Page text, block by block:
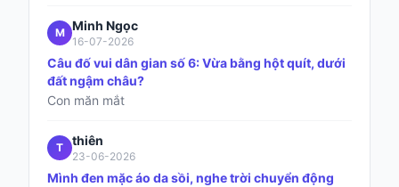
M Minh Ngọc
16-07-2026
Câu đố vui dân gian số 6: Vừa bằng hột quít, dưới
đất ngậm châu?
Con măn mắt
T thiên
23-06-2026
Mình đen mặc áo da sồi, nghe trời chuyển động